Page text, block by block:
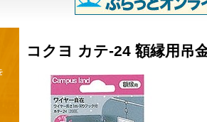
コクヨ カテ-24 額縁用吊